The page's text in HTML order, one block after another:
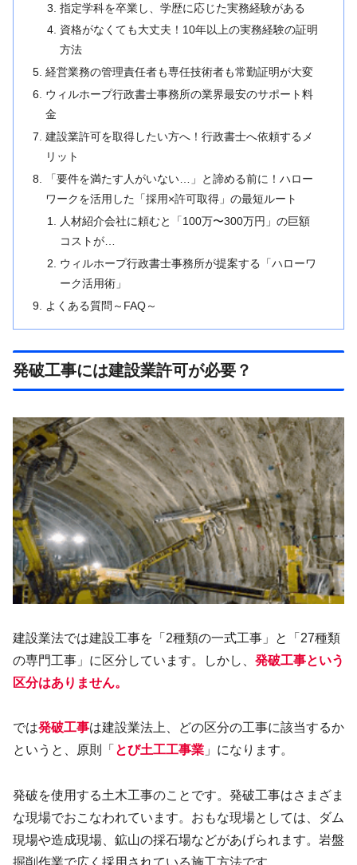
指定学科を卒業し、学歴に応じた実務経験がある
資格がなくても大丈夫！10年以上の実務経験の証明
方法
経営業務の管理責任者も専任技術者も常勤証明が大変
ウィルホープ行政書士事務所の業界最安のサポート料
金
建設業許可を取得したい方へ！行政書士へ依頼するメ
リット
「要件を満たす人がいない…」と諦める前に！ハロー
ワークを活用した「採用×許可取得」の最短ルート
人材紹介会社に頼むと「100万〜300万円」の巨額
コストが…
ウィルホープ行政書士事務所が提案する「ハローワ
ーク活用術」
よくある質問～FAQ～
発破工事には建設業許可が必要？
建設業法では建設工事を「2種類の一式工事」と「27種類
の専門工事」に区分しています。しかし、 発破工事という
区分はありません。
では発破工事は建設業法上、どの区分の工事に該当するか
というと、原則「 とび土工工事業 」になります。
発破を使用する土木工事のことです。発破工事はさまざま
な現場でおこなわれています。おもな現場としては、ダム
現場や造成現場、鉱山の採石場などがあげられます。岩盤
掘削作業で広く採用されている施工方法です。